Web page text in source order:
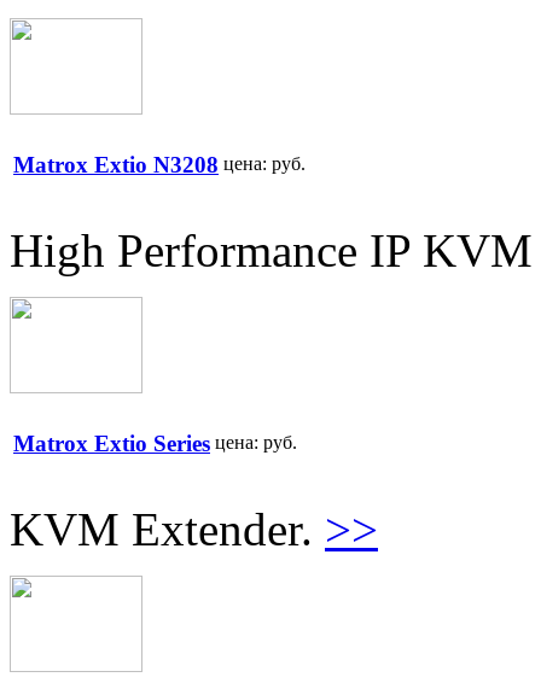
Matrox Extio N3208 цена: руб.
High Performance IP
Matrox Extio Series цена: руб.
KVM Extender. >>